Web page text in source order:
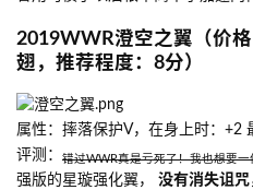
2019WWR澄空之翼（价
翅，推荐程度：8分）
属性：摔落保护V，在身上时：+2
评测：
错过WWR真是亏死了！我也想要
强版的星璇强化翼， 没有消失诅咒